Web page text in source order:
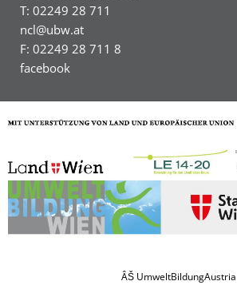
T: 02249 28 711
ncl@ubw.at
F: 02249 28 711 8
facebook
ÂŠ UmweltBildungAustria